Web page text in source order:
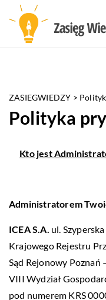
ZASIEGWIEDZY >
Polityka
Kto jest
Administratorem
ICEA S.A. ul.
Krajowego Rejestru
Sąd Rejonowy
VIII Wydział
pod numerem KRS